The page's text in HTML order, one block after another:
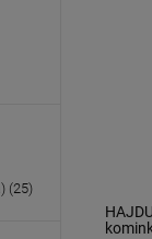
(25)